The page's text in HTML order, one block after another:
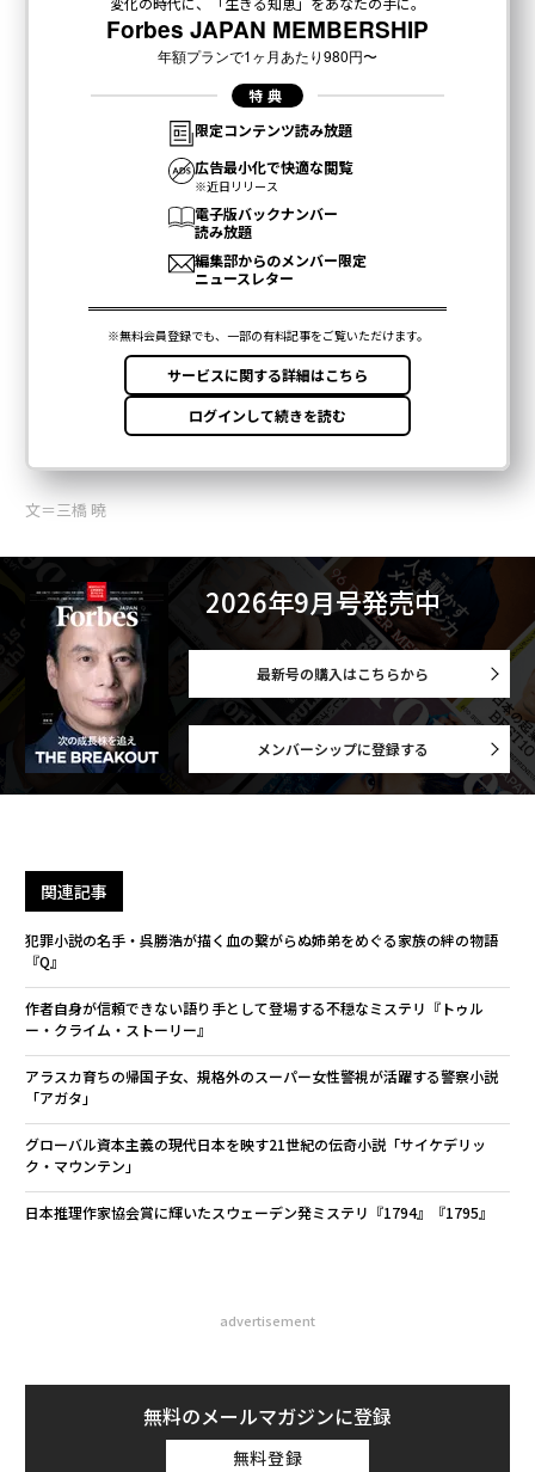
文＝三橋 曉
2026年9月号発売中
最新号の購入はこちらから
メンバーシップに登録する
関連記事
犯罪小説の名手・呉勝浩が描く血の繋がらぬ姉弟をめぐる家族の絆の物語
『Q』
作者自身が信頼できない語り手として登場する不穏なミステリ『トゥル
ー・クライム・ストーリー』
アラスカ育ちの帰国子女、規格外のスーパー女性警視が活躍する警察小説
「アガタ」
グローバル資本主義の現代日本を映す21世紀の伝奇小説「サイケデリッ
ク・マウンテン」
日本推理作家協会賞に輝いたスウェーデン発ミステリ『1794』『1795』
advertisement
無料のメールマガジンに登録
無料登録